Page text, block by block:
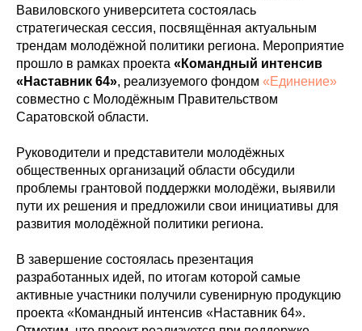
Вавиловского университета состоялась
стратегическая сессия, посвящённая актуальным
трендам молодёжной политики региона. Мероприятие
прошло в рамках проекта «Командный интенсив
«Наставник 64», реализуемого фондом «Единение»
совместно с Молодёжным Правительством
Саратовской области.
Руководители и представители молодёжных
общественных организаций области обсудили
проблемы грантовой поддержки молодёжи, выявили
пути их решения и предложили свои инициативы для
развития молодёжной политики региона.
В завершение состоялась презентация
разработанных идей, по итогам которой самые
активные участники получили сувенирную продукцию
проекта «Командный интенсив «Наставник 64».